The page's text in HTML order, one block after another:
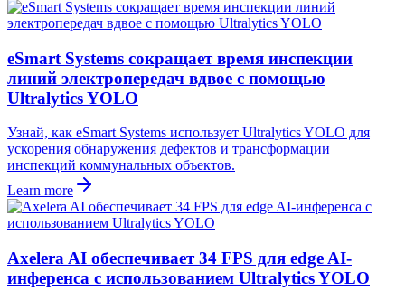
eSmart Systems сокращает время инспекции
линий электропередач вдвое с помощью
Ultralytics YOLO
Узнай, как eSmart Systems использует Ultralytics YOLO для
ускорения обнаружения дефектов и трансформации
инспекций коммунальных объектов.
Learn more
Axelera AI обеспечивает 34 FPS для edge AI-
инференса с использованием Ultralytics YOLO